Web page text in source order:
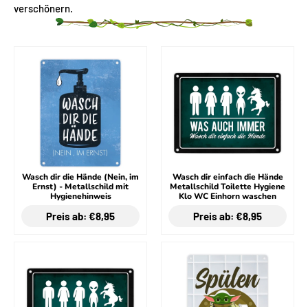
verschönern.
Wasch dir die Hände (Nein, im
Ernst) - Metallschild mit
Hygienehinweis
Preis ab: €8,95
Wasch dir einfach die Hände
Metallschild Toilette Hygiene
Klo WC Einhorn waschen
Preis ab: €8,95